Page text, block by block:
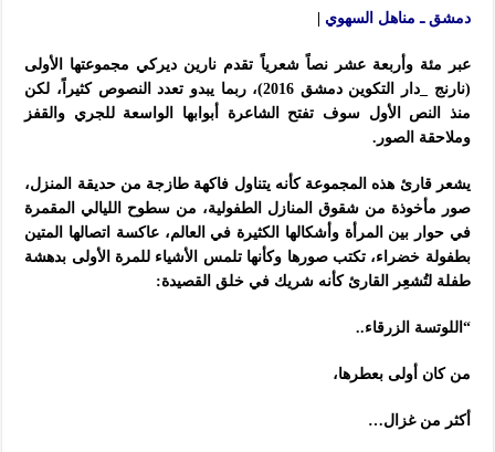
دمشق ـ مناهل السهوي |
عبر مئة وأربعة عشر نصاً شعرياً تقدم نارين ديركي مجموعتها الأولى
(نارنج _دار التكوين دمشق 2016)، ربما يبدو تعدد النصوص كثيراً، لكن
منذ النص الأول سوف تفتح الشاعرة أبوابها الواسعة للجري والقفز
وملاحقة الصور.
يشعر قارئ هذه المجموعة كأنه يتناول فاكهة طازجة من حديقة المنزل،
صور مأخوذة من شقوق المنازل الطفولية، من سطوح الليالي المقمرة
في حوار بين المرأة وأشكالها الكثيرة في العالم، عاكسة اتصالها المتين
بطفولة خضراء، تكتب صورها وكأنها تلمس الأشياء للمرة الأولى بدهشة
طفلة لتُشعِر القارئ كأنه شريك في خلق القصيدة:
“اللوتسة الزرقاء..
من كان أولى بعطرها،
أكثر من غزال…